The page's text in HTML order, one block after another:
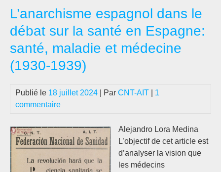
L’anarchisme espagnol dans le
débat sur la santé en Espagne:
santé, maladie et médecine
(1930-1939)
Publié le 18 juillet 2024 | Par CNT-AIT
1
commentaire
Alejandro Lora Medina
L’objectif de cet article est
d’analyser la vision que
les médecins